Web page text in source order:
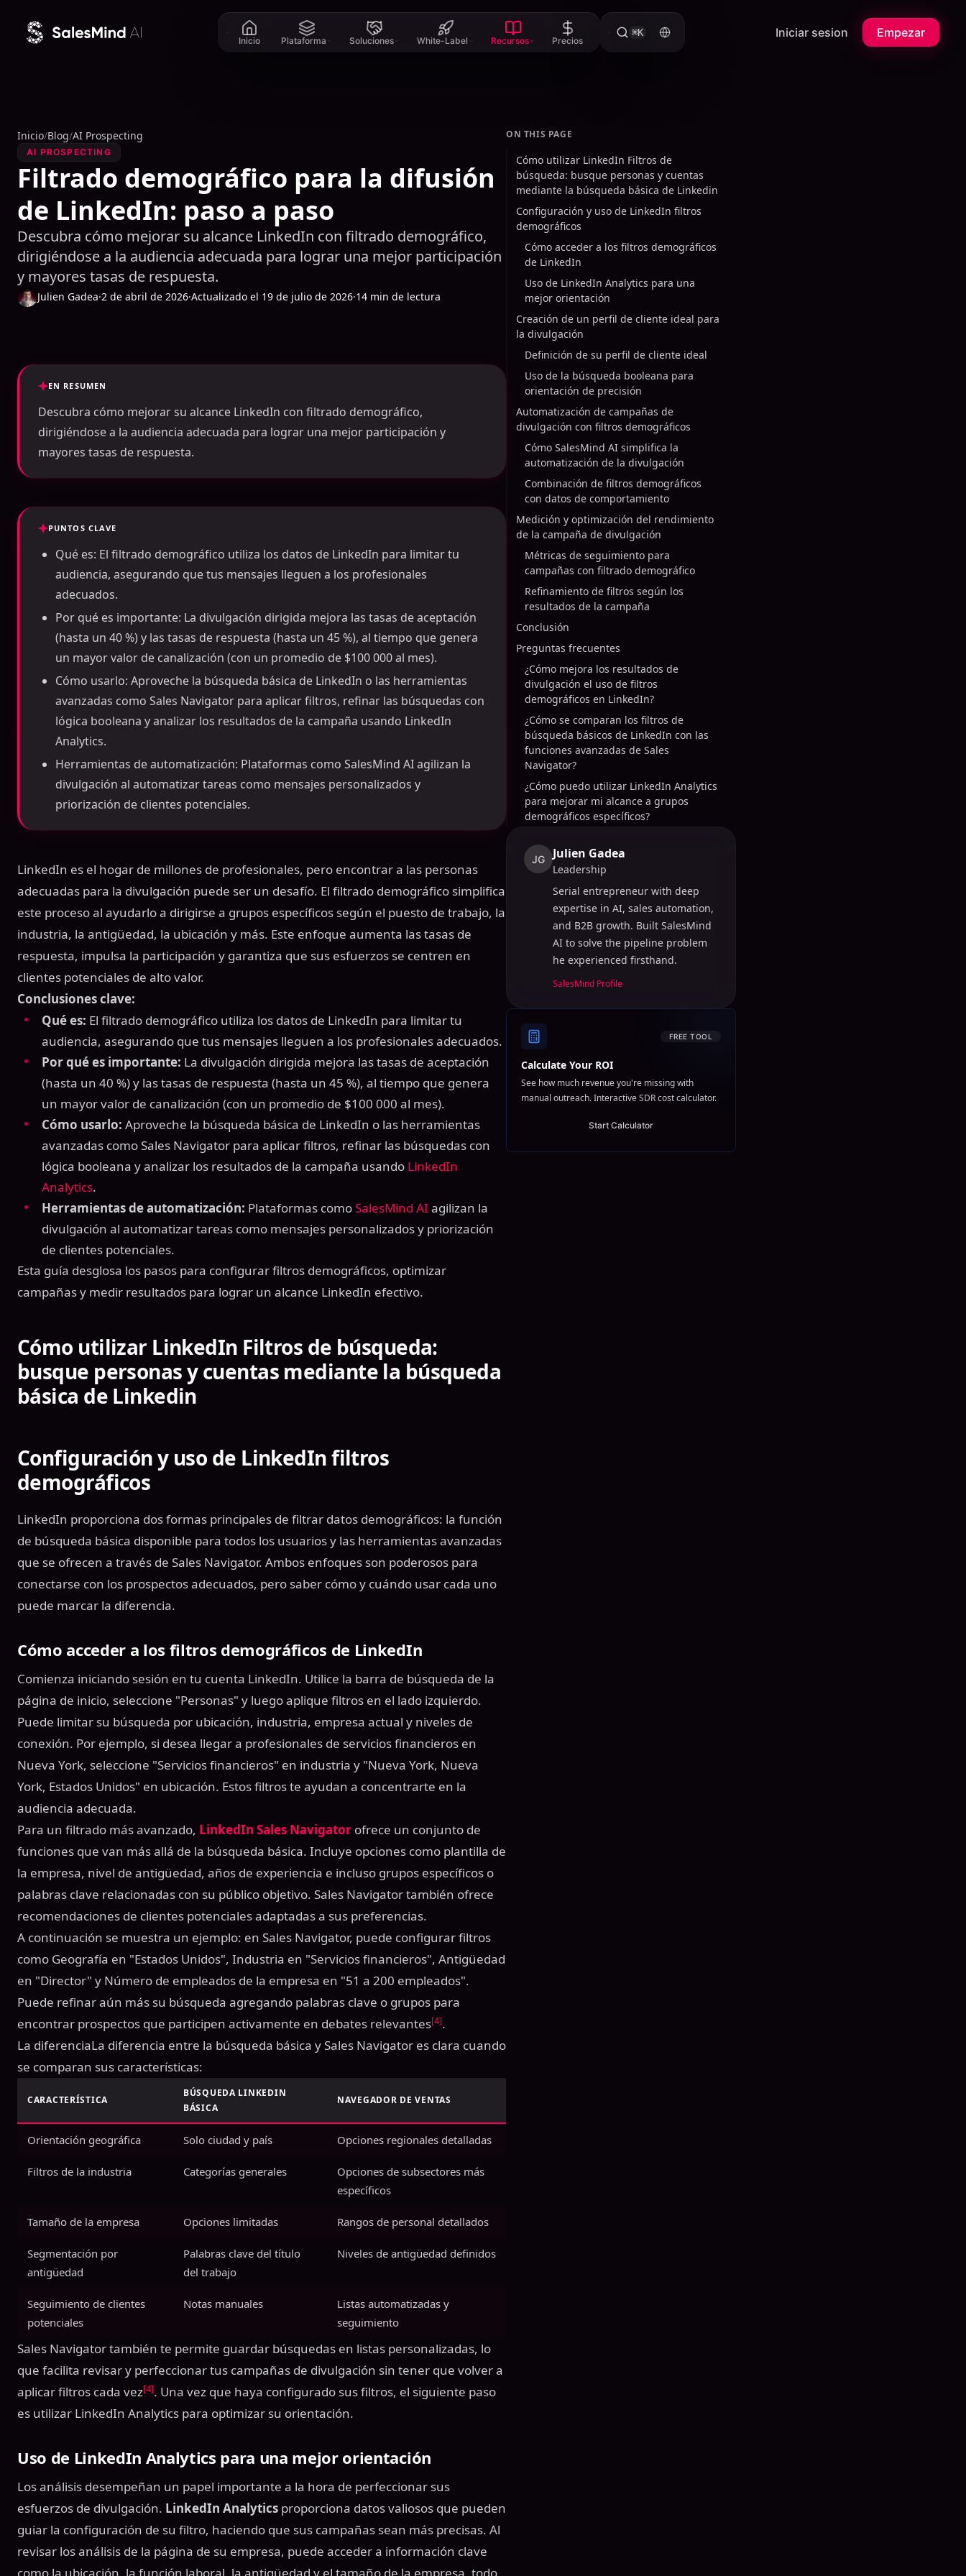
Inicio Plataforma Soluciones White-Label Recursos Precios
⌘K Iniciar sesion Empezar
Inicio/Blog/AI Prospecting
AI PROSPECTING
Filtrado demográfico para la difusión
de LinkedIn: paso a paso
Descubra cómo mejorar su alcance LinkedIn con filtrado demográfico,
dirigiéndose a la audiencia adecuada para lograr una mejor participación
y mayores tasas de respuesta.
Julien Gadea·2 de abril de 2026·Actualizado el 19 de julio de 2026·14 min de lectura
EN RESUMEN
Descubra cómo mejorar su alcance LinkedIn con filtrado demográfico,
dirigiéndose a la audiencia adecuada para lograr una mejor participación y
mayores tasas de respuesta.
PUNTOS CLAVE
Qué es: El filtrado demográfico utiliza los datos de LinkedIn para limitar tu
audiencia, asegurando que tus mensajes lleguen a los profesionales
adecuados.
Por qué es importante: La divulgación dirigida mejora las tasas de aceptación
(hasta un 40 %) y las tasas de respuesta (hasta un 45 %), al tiempo que genera
un mayor valor de canalización (con un promedio de $100 000 al mes).
Cómo usarlo: Aproveche la búsqueda básica de LinkedIn o las herramientas
avanzadas como Sales Navigator para aplicar filtros, refinar las búsquedas con
lógica booleana y analizar los resultados de la campaña usando LinkedIn
Analytics.
Herramientas de automatización: Plataformas como SalesMind AI agilizan la
divulgación al automatizar tareas como mensajes personalizados y
priorización de clientes potenciales.
LinkedIn es el hogar de millones de profesionales, pero encontrar a las personas
adecuadas para la divulgación puede ser un desafío. El filtrado demográfico simplifica
este proceso al ayudarlo a dirigirse a grupos específicos según el puesto de trabajo, la
industria, la antigüedad, la ubicación y más. Este enfoque aumenta las tasas de
respuesta, impulsa la participación y garantiza que sus esfuerzos se centren en
clientes potenciales de alto valor.
Conclusiones clave:
Qué es: El filtrado demográfico utiliza los datos de LinkedIn para limitar tu
audiencia, asegurando que tus mensajes lleguen a los profesionales adecuados.
Por qué es importante: La divulgación dirigida mejora las tasas de aceptación
(hasta un 40 %) y las tasas de respuesta (hasta un 45 %), al tiempo que genera
un mayor valor de canalización (con un promedio de $100 000 al mes).
Cómo usarlo: Aproveche la búsqueda básica de LinkedIn o las herramientas
avanzadas como Sales Navigator para aplicar filtros, refinar las búsquedas con
lógica booleana y analizar los resultados de la campaña usando LinkedIn
Analytics.
Herramientas de automatización: Plataformas comoSalesMind AI agilizan la
divulgación al automatizar tareas como mensajes personalizados y priorización
de clientes potenciales.
Esta guía desglosa los pasos para configurar filtros demográficos, optimizar
campañas y medir resultados para lograr un alcance LinkedIn efectivo.
Cómo utilizar LinkedIn Filtros de búsqueda:
busque personas y cuentas mediante la búsqueda
básica de Linkedin
Configuración y uso de LinkedIn filtros
demográficos
LinkedIn proporciona dos formas principales de filtrar datos demográficos: la función
de búsqueda básica disponible para todos los usuarios y las herramientas avanzadas
que se ofrecen a través de Sales Navigator. Ambos enfoques son poderosos para
conectarse con los prospectos adecuados, pero saber cómo y cuándo usar cada uno
puede marcar la diferencia.
Cómo acceder a los filtros demográficos de LinkedIn
Comienza iniciando sesión en tu cuenta LinkedIn. Utilice la barra de búsqueda de la
página de inicio, seleccione "Personas" y luego aplique filtros en el lado izquierdo.
Puede limitar su búsqueda por ubicación, industria, empresa actual y niveles de
conexión. Por ejemplo, si desea llegar a profesionales de servicios financieros en
Nueva York, seleccione "Servicios financieros" en industria y "Nueva York, Nueva
York, Estados Unidos" en ubicación. Estos filtros te ayudan a concentrarte en la
audiencia adecuada.
Para un filtrado más avanzado, LinkedIn Sales Navigator ofrece un conjunto de
funciones que van más allá de la búsqueda básica. Incluye opciones como plantilla de
la empresa, nivel de antigüedad, años de experiencia e incluso grupos específicos o
palabras clave relacionadas con su público objetivo. Sales Navigator también ofrece
recomendaciones de clientes potenciales adaptadas a sus preferencias.
A continuación se muestra un ejemplo: en Sales Navigator, puede configurar filtros
como Geografía en "Estados Unidos", Industria en "Servicios financieros", Antigüedad
en "Director" y Número de empleados de la empresa en "51 a 200 empleados".
Puede refinar aún más su búsqueda agregando palabras clave o grupos para
encontrar prospectos que participen activamente en debates relevantes[4].
La diferenciaLa diferencia entre la búsqueda básica y Sales Navigator es clara cuando
se comparan sus características:
CARACTERÍSTICA
BÚSQUEDA LINKEDIN
BÁSICA
NAVEGADOR DE VENTAS
Orientación geográfica Solo ciudad y país Opciones regionales detalladas
Filtros de la industria Categorías generales
Opciones de subsectores más
específicos
Tamaño de la empresa Opciones limitadas Rangos de personal detallados
Segmentación por
antigüedad
Palabras clave del título
del trabajo
Niveles de antigüedad definidos
Seguimiento de clientes
potenciales
Notas manuales
Listas automatizadas y
seguimiento
Sales Navigator también te permite guardar búsquedas en listas personalizadas, lo
que facilita revisar y perfeccionar tus campañas de divulgación sin tener que volver a
aplicar filtros cada vez[4]. Una vez que haya configurado sus filtros, el siguiente paso
es utilizar LinkedIn Analytics para optimizar su orientación.
Uso de LinkedIn Analytics para una mejor orientación
Los análisis desempeñan un papel importante a la hora de perfeccionar sus
esfuerzos de divulgación. LinkedIn Analytics proporciona datos valiosos que pueden
guiar la configuración de su filtro, haciendo que sus campañas sean más precisas. Al
revisar los análisis de la página de su empresa, puede acceder a información clave
ON THIS PAGE
Cómo utilizar LinkedIn Filtros de
búsqueda: busque personas y cuentas
mediante la búsqueda básica de Linkedin
Configuración y uso de LinkedIn filtros
demográficos
Cómo acceder a los filtros demográficos
de LinkedIn
Uso de LinkedIn Analytics para una
mejor orientación
Creación de un perfil de cliente ideal para
la divulgación
Definición de su perfil de cliente ideal
Uso de la búsqueda booleana para
orientación de precisión
Automatización de campañas de
divulgación con filtros demográficos
Cómo SalesMind AI simplifica la
automatización de la divulgación
Combinación de filtros demográficos
con datos de comportamiento
Medición y optimización del rendimiento
de la campaña de divulgación
Métricas de seguimiento para
campañas con filtrado demográfico
Refinamiento de filtros según los
resultados de la campaña
Conclusión
Preguntas frecuentes
¿Cómo mejora los resultados de
divulgación el uso de filtros
demográficos en LinkedIn?
¿Cómo se comparan los filtros de
búsqueda básicos de LinkedIn con las
funciones avanzadas de Sales
Navigator?
¿Cómo puedo utilizar LinkedIn Analytics
para mejorar mi alcance a grupos
demográficos específicos?
JG Julien Gadea
Leadership
Serial entrepreneur with deep
expertise in AI, sales automation,
and B2B growth. Built SalesMind
AI to solve the pipeline problem
he experienced firsthand.
SalesMind Profile
FREE TOOL
Calculate Your ROI
See how much revenue you're missing with
manual outreach. Interactive SDR cost calculator.
Start Calculator